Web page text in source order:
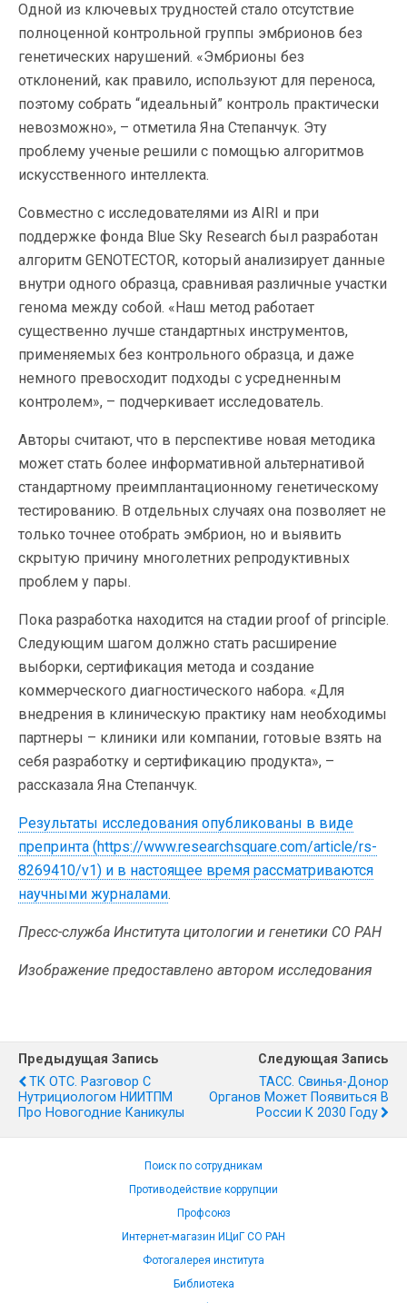
Одной из ключевых трудностей стало отсутствие
полноценной контрольной группы эмбрионов без
генетических нарушений. «Эмбрионы без
отклонений, как правило, используют для переноса,
поэтому собрать “идеальный” контроль практически
невозможно», – отметила Яна Степанчук. Эту
проблему ученые решили с помощью алгоритмов
искусственного интеллекта.
Совместно с исследователями из AIRI и при
поддержке фонда Blue Sky Research был разработан
алгоритм GENOTECTOR, который анализирует данные
внутри одного образца, сравнивая различные участки
генома между собой. «Наш метод работает
существенно лучше стандартных инструментов,
применяемых без контрольного образца, и даже
немного превосходит подходы с усредненным
контролем», – подчеркивает исследователь.
Авторы считают, что в перспективе новая методика
может стать более информативной альтернативой
стандартному преимплантационному генетическому
тестированию. В отдельных случаях она позволяет не
только точнее отобрать эмбрион, но и выявить
скрытую причину многолетних репродуктивных
проблем у пары.
Пока разработка находится на стадии proof of principle.
Следующим шагом должно стать расширение
выборки, сертификация метода и создание
коммерческого диагностического набора. «Для
внедрения в клиническую практику нам необходимы
партнеры – клиники или компании, готовые взять на
себя разработку и сертификацию продукта», –
рассказала Яна Степанчук.
Результаты исследования опубликованы в виде
препринта (https://www.researchsquare.com/article/rs-
8269410/v1) и в настоящее время рассматриваются
научными журналами.
Пресс-служба Института цитологии и генетики СО РАН
Изображение предоставлено автором исследования
Предыдущая Запись
ТК ОТС. Разговор С
Нутрициологом НИИТПМ
Про Новогодние Каникулы
Следующая Запись
ТАСС. Свинья-Донор
Органов Может Появиться В
России К 2030 Году
Поиск по сотрудникам
Противодействие коррупции
Профсоюз
Интернет-магазин ИЦиГ СО РАН
Фотогалерея института
Библиотека